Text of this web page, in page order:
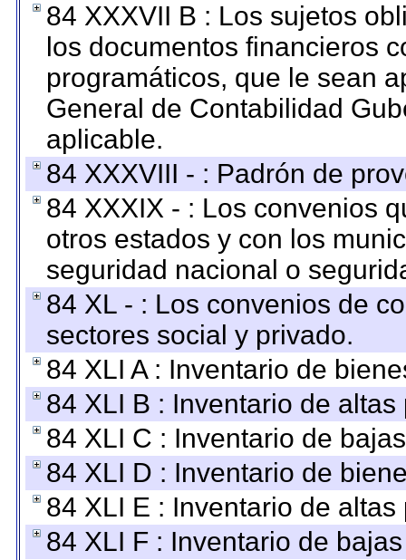
84 XXXVII B : Los sujetos
los documentos financieros
programáticos, que le sean
General de Contabilidad
aplicable.
84 XXXVIII - : Padrón de
84 XXXIX - : Los convenios
otros estados y con los
seguridad nacional o
84 XL - : Los convenios de
sectores social y privado.
84 XLI A : Inventario de
84 XLI B : Inventario de
84 XLI C : Inventario de
84 XLI D : Inventario de
84 XLI E : Inventario de
84 XLI F : Inventario de